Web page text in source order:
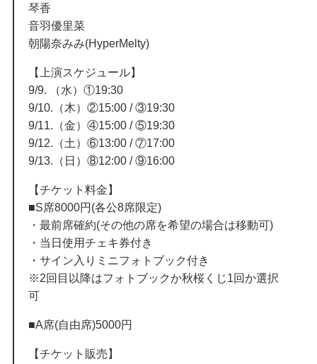
琴香
音羽優里菜
朝陽奈みみ(HyperMelty)
【上演スケジュール】
9/9. （水）①19:30
9/10.（木）②15:00 / ③19:30
9/11.（金）④15:00 / ⑤19:30
9/12.（土）⑥13:00 / ⑦17:00
9/13.（日）⑧12:00 / ⑨16:00
【チケット料金】
■S席8000円(各公8席限定)
・最前席確約(その他の席を希望の場合は移動可)
・当日使用チェキ券付き
・サイン入りミニフォトブック付き
※2回目以降はフォトブックか秋桜くじ1回か選択
可
■A席(自由席)5000円
【チケット販売】